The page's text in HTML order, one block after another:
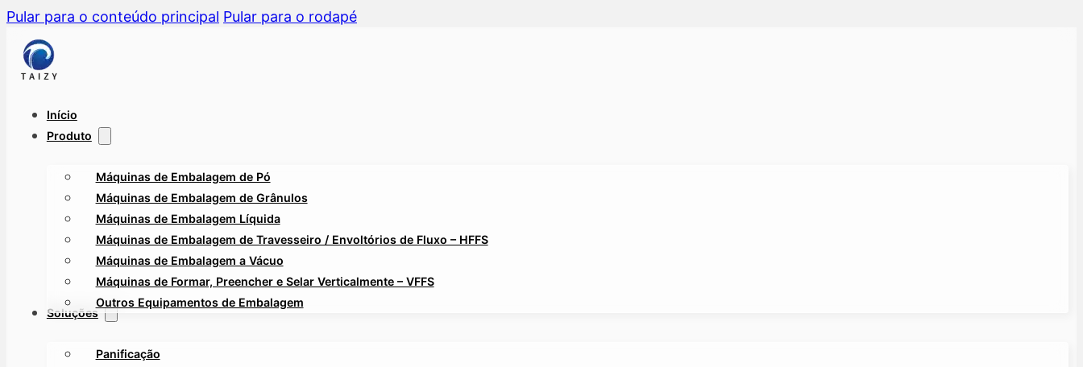
Pular para o conteúdo principal Pular para o rodapé
Início
Produto
Máquinas de Embalagem de Pó
Máquinas de Embalagem de Grânulos
Máquinas de Embalagem Líquida
Máquinas de Embalagem de Travesseiro / Envoltórios de Fluxo – HFFS
Máquinas de Embalagem a Vácuo
Máquinas de Formar, Preencher e Selar Verticalmente – VFFS
Outros Equipamentos de Embalagem
Soluções
Panificação